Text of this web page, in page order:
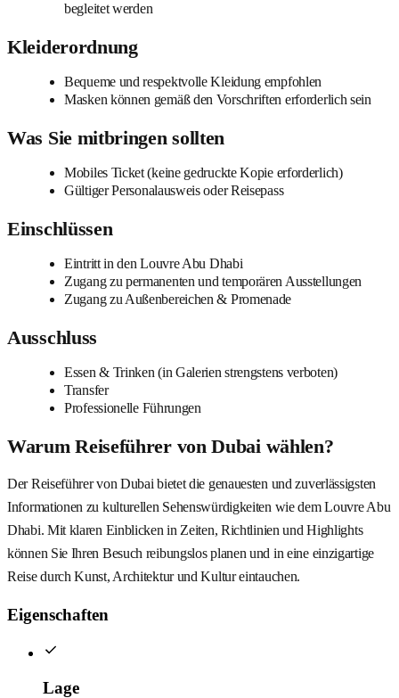
begleitet werden
Kleiderordnung
Bequeme und respektvolle Kleidung empfohlen
Masken können gemäß den Vorschriften erforderlich sein
Was Sie mitbringen sollten
Mobiles Ticket (keine gedruckte Kopie erforderlich)
Gültiger Personalausweis oder Reisepass
Einschlüssen
Eintritt in den Louvre Abu Dhabi
Zugang zu permanenten und temporären Ausstellungen
Zugang zu Außenbereichen & Promenade
Ausschluss
Essen & Trinken (in Galerien strengstens verboten)
Transfer
Professionelle Führungen
Warum Reiseführer von Dubai wählen?
Der Reiseführer von Dubai bietet die genauesten und zuverlässigsten
Informationen zu kulturellen Sehenswürdigkeiten wie dem Louvre Abu
Dhabi. Mit klaren Einblicken in Zeiten, Richtlinien und Highlights
können Sie Ihren Besuch reibungslos planen und in eine einzigartige
Reise durch Kunst, Architektur und Kultur eintauchen.
Eigenschaften
Lage